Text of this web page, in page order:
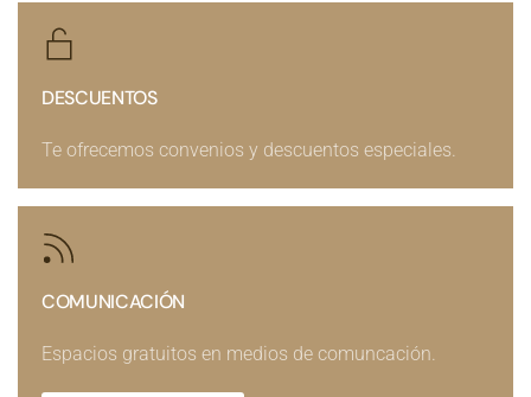
DESCUENTOS
Te ofrecemos convenios y descuentos especiales.
COMUNICACIÓN
Espacios gratuitos en medios de comuncación.